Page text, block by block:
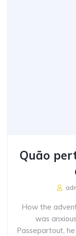
Quão
How the
was
Passepartout,